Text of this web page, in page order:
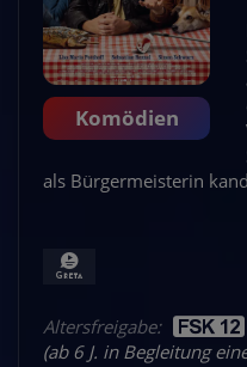
Komödien
als Bürgermeisterin
Altersfreigabe:
(ab 6 J. in Begleitung